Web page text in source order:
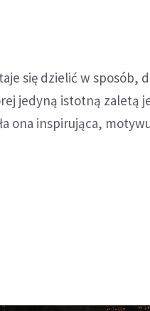
się dzielić w sposób,
jedyną istotną zaletą
ona inspirująca,